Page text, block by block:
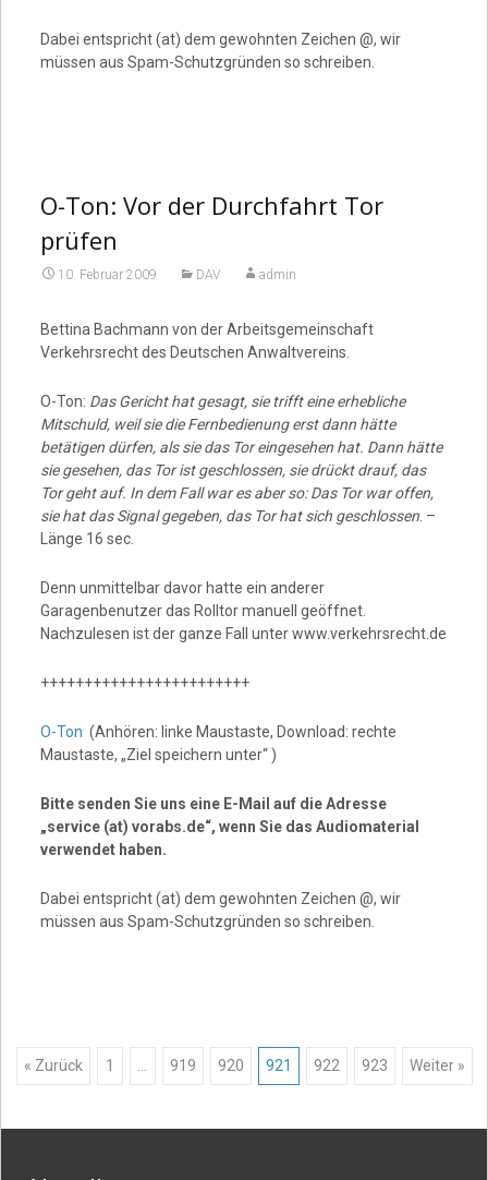
Dabei entspricht (at) dem gewohnten Zeichen @, wir
müssen aus Spam-Schutzgründen so schreiben.
O-Ton: Vor der Durchfahrt Tor
prüfen
10. Februar 2009 DAV admin
Bettina Bachmann von der Arbeitsgemeinschaft
Verkehrsrecht des Deutschen Anwaltvereins.
O-Ton: Das Gericht hat gesagt, sie trifft eine erhebliche
Mitschuld, weil sie die Fernbedienung erst dann hätte
betätigen dürfen, als sie das Tor eingesehen hat. Dann hätte
sie gesehen, das Tor ist geschlossen, sie drückt drauf, das
Tor geht auf. In dem Fall war es aber so: Das Tor war offen,
sie hat das Signal gegeben, das Tor hat sich geschlossen. –
Länge 16 sec.
Denn unmittelbar davor hatte ein anderer
Garagenbenutzer das Rolltor manuell geöffnet.
Nachzulesen ist der ganze Fall unter www.verkehrsrecht.de
++++++++++++++++++++++++
O-Ton (Anhören: linke Maustaste, Download: rechte
Maustaste, „Ziel speichern unter“ )
Bitte senden Sie uns eine E-Mail auf die Adresse
„service (at) vorabs.de“, wenn Sie das Audiomaterial
verwendet haben.
Dabei entspricht (at) dem gewohnten Zeichen @, wir
müssen aus Spam-Schutzgründen so schreiben.
Posts
navigation
« Zurück 1 919 920 921 922 923 Weiter »